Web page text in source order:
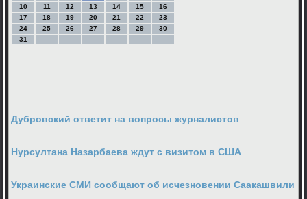
10
11 12 13 14 15
16
17
18 19 20 21 22
23
24
25 26 27 28 29
30
31
Дубровский ответит на вопросы журналистов
Нурсултана Назарбаева ждут с визитом в США
Украинские СМИ сообщают об исчезновении Саакашвили